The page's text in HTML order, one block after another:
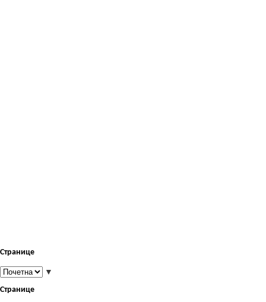
Странице
▼
Странице